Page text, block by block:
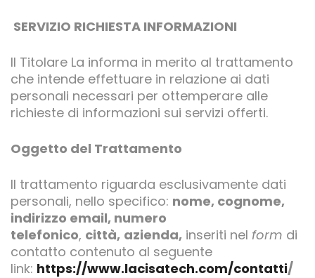
SERVIZIO RICHIESTA INFORMAZIONI
Il Titolare La informa in merito al trattamento
che intende effettuare in relazione ai dati
personali necessari per ottemperare alle
richieste di informazioni sui servizi offerti.
Oggetto del Trattamento
Il trattamento riguarda esclusivamente dati
personali, nello specifico: nome, cognome,
indirizzo email, numero
telefonico, città, azienda, inseriti nel form di
contatto contenuto al seguente
link: https://www.lacisatech.com/contatti/